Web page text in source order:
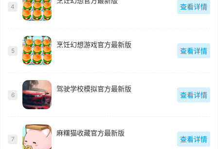
4 查看详情
5
烹饪幻想游戏官方最新版
查看详情
6
驾驶学校模拟官方最新版
查看详情
7
麻糬猫收藏官方最新版
查看详情